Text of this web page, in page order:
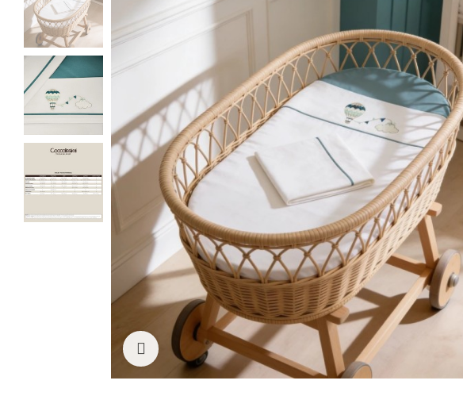
Clicca per ingrandire